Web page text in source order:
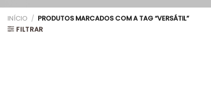
INÍCIO / PRODUTOS MARCADOS COM A TAG “VERSÁTIL”
FILTRAR